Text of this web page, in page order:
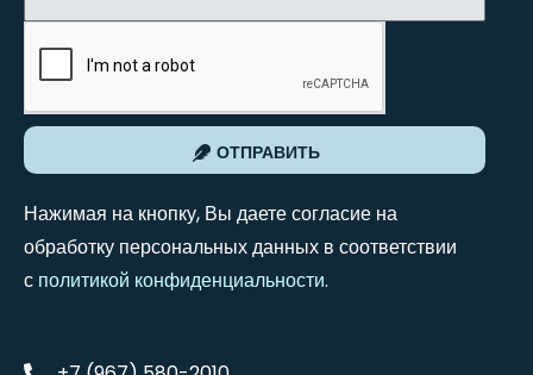
ОТПРАВИТЬ
Нажимая на кнопку, Вы даете согласие на
обработку персональных данных в соответствии
с политикой конфиденциальности.